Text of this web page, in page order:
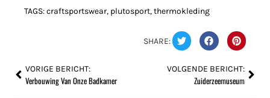
TAGS:craftsportswear, plutosport,thermokleding
SHARE:
VORIGE BERICHT:
Verbouwing Van Onze Badkamer
VOLGENDE BERICHT:
Zuiderzeemuseum